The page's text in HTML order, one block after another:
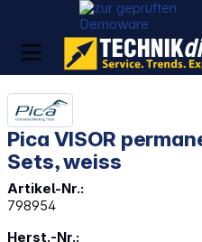
Pica VISOR
Sets, weiss
Artikel-Nr.:
798954
Herst.-Nr.: